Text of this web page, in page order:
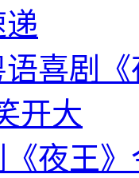
喜剧
开大
夜王